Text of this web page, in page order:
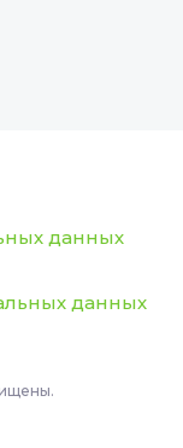
данных
данных